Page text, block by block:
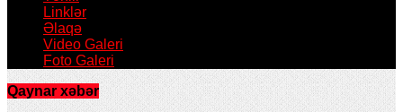
Linklər
Əlaqə
Video Galeri
Foto Galeri
Qaynar xəbər